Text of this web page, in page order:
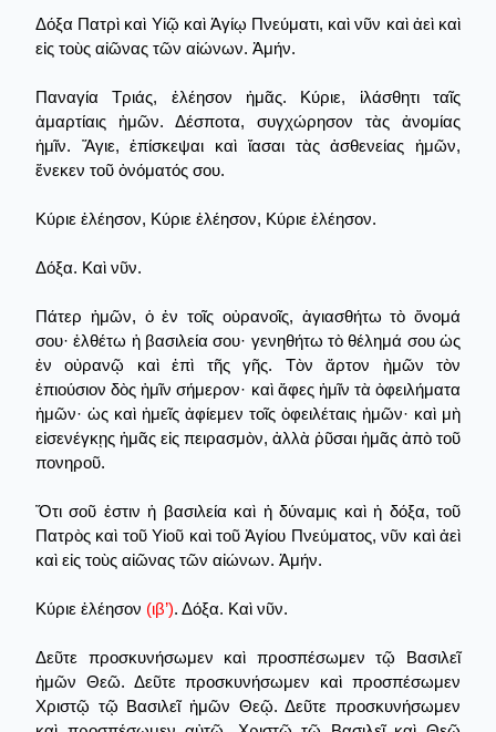
Δόξα Πατρὶ καὶ Υἱῷ καὶ Ἁγίῳ Πνεύματι, καὶ νῦν καὶ ἀεὶ καὶ
εἰς τοὺς αἰῶνας τῶν αἰώνων. Ἀμήν.
Παναγία Τριάς, ἐλέησον ἡμᾶς. Κύριε, ἱλάσθητι ταῖς
ἁμαρτίαις ἡμῶν. Δέσποτα, συγχώρησον τὰς ἀνομίας
ἡμῖν. Ἅγιε, ἐπίσκεψαι καὶ ἴασαι τὰς ἀσθενείας ἡμῶν,
ἕνεκεν τοῦ ὀνόματός σου.
Κύριε ἐλέησον, Κύριε ἐλέησον, Κύριε ἐλέησον.
Δόξα. Καὶ νῦν.
Πάτερ ἡμῶν, ὁ ἐν τοῖς οὐρανοῖς, ἁγιασθήτω τὸ ὄνομά
σου· ἐλθέτω ἡ βασιλεία σου· γενηθήτω τὸ θέλημά σου ὡς
ἐν οὐρανῷ καὶ ἐπὶ τῆς γῆς. Τὸν ἄρτον ὴμῶν τὸν
ἐπιούσιον δὸς ἡμῖν σήμερον· καὶ ἄφες ἡμῖν τὰ ὀφειλήματα
ἡμῶν· ὡς καὶ ἡμεῖς ἀφίεμεν τοῖς ὀφειλέταις ἡμῶν· καὶ μὴ
εἰσενέγκῃς ἡμᾶς εἰς πειρασμὸν, ἀλλὰ ῥῦσαι ἡμᾶς ἀπὸ τοῦ
πονηροῦ.
Ὅτι σοῦ ἐστιν ἡ βασιλεία καὶ ἡ δύναμις καὶ ἡ δόξα, τοῦ
Πατρὸς καὶ τοῦ Υἱοῦ καὶ τοῦ Ἀγίου Πνεύματος, νῦν καὶ ἀεὶ
καὶ εἰς τοὺς αἰῶνας τῶν αἰώνων. Ἀμήν.
Κύριε ἐλέησον (ιβ’). Δόξα. Καὶ νῦν.
Δεῦτε προσκυνήσωμεν καὶ προσπέσωμεν τῷ Βασιλεῖ
ἡμῶν Θεῶ. Δεῦτε προσκυνήσωμεν καὶ προσπέσωμεν
Χριστῷ τῷ Βασιλεῖ ἡμῶν Θεῷ. Δεῦτε προσκυνήσωμεν